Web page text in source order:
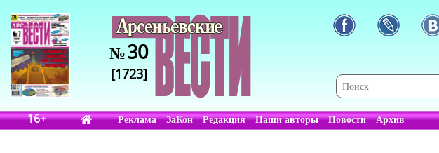
№30
[1723]
16+ Реклама ЗаКон Редакция Наши авторы Новости Архив